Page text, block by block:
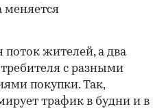
меняется
поток жителей, а два
с разными
покупки. Так,
трафик в будни и в